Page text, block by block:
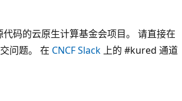
代码的云原生计算基金会项目。 请直接在
问题。 在 CNCF Slack 上的 #kured 通道